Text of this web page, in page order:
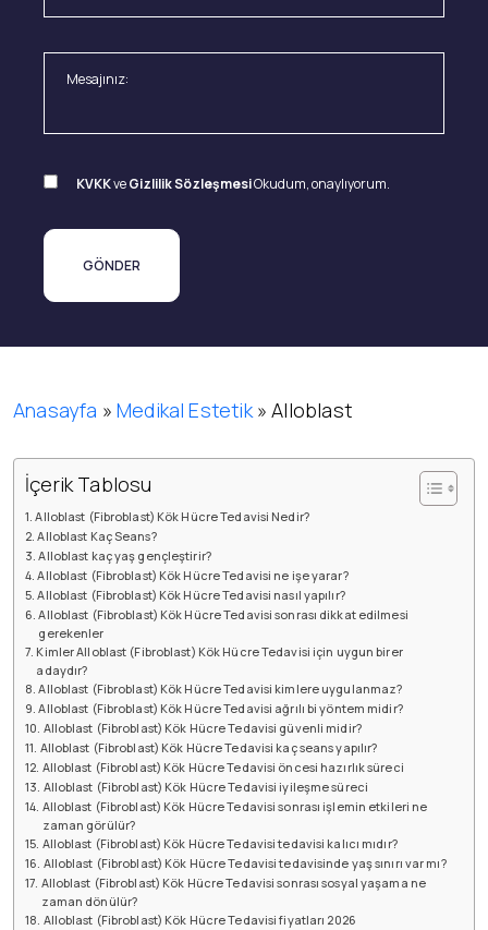
KVKKveGizlilik SözleşmesiOkudum, onaylıyorum.
Anasayfa » Medikal Estetik»Alloblast
İçerik Tablosu
Alloblast (Fibroblast) Kök Hücre Tedavisi Nedir?
Alloblast Kaç Seans?
Alloblast kaç yaş gençleştirir?
Alloblast (Fibroblast) Kök Hücre Tedavisi ne işe yarar?
Alloblast (Fibroblast) Kök Hücre Tedavisi nasıl yapılır?
Alloblast (Fibroblast) Kök Hücre Tedavisi sonrası dikkat edilmesi
gerekenler
Kimler Alloblast (Fibroblast) Kök Hücre Tedavisi için uygun birer
adaydır?
Alloblast (Fibroblast) Kök Hücre Tedavisi kimlere uygulanmaz?
Alloblast (Fibroblast) Kök Hücre Tedavisi ağrılı bi yöntem midir?
Alloblast (Fibroblast) Kök Hücre Tedavisi güvenli midir?
Alloblast (Fibroblast) Kök Hücre Tedavisi kaç seans yapılır?
Alloblast (Fibroblast) Kök Hücre Tedavisi öncesi hazırlık süreci
Alloblast (Fibroblast) Kök Hücre Tedavisi iyileşme süreci
Alloblast (Fibroblast) Kök Hücre Tedavisi sonrası işlemin etkileri ne
zaman görülür?
Alloblast (Fibroblast) Kök Hücre Tedavisi tedavisi kalıcı mıdır?
Alloblast (Fibroblast) Kök Hücre Tedavisi tedavisinde yaş sınırı var mı?
Alloblast (Fibroblast) Kök Hücre Tedavisi sonrası sosyal yaşama ne
zaman dönülür?
Alloblast (Fibroblast) Kök Hücre Tedavisi fiyatları 2026